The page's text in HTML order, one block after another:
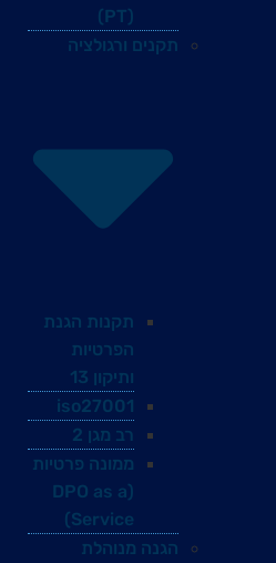
(PT)
תקנים ורגולציה
תקנות הגנת
הפרטיות
ותיקון 13
iso27001
רב מגן 2
ממונה פרטיות
(DPO as a
Service)
הגנה מנוהלת